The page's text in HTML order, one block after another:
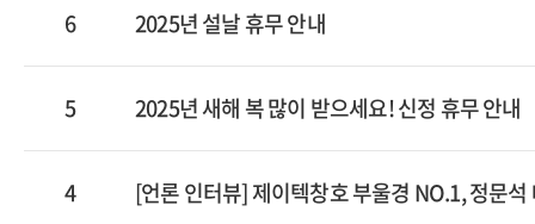
6 2025년 설날 휴무 안내
5 2025년 새해 복 많이 받으세요! 신정 휴무 안내
4 [언론 인터뷰] 제이텍창호 부울경 NO.1, 정문